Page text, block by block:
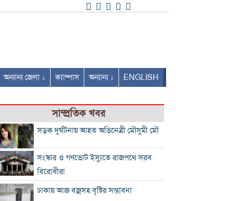
অন্যান্য জেলা ↓ ক্যাম্পাস অন্যান্য ↓ ENGLISH
সাম্প্রতিক খবর
সড়ক দুর্ঘটনায় আহত অভিনেত্রী মৌসুমী মৌ
সংস্কার ও গণভোট ইস্যুতে রাজপথে সরব
বিরোধীরা
ঢাকায় আজ বজ্রসহ বৃষ্টির সম্ভাবনা